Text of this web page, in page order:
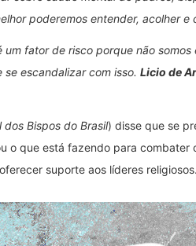
poderemos entender, acolher
fator de risco porque não
escandalizar com isso. Licio de
Bispos do Brasil) disse que se
o que está fazendo para combater
suporte aos líderes